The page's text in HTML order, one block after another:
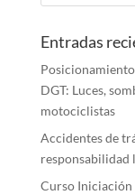
Entradas
DGT: Luces,
motociclistas
Accidentes de
responsabilidad
Curso Iniciación